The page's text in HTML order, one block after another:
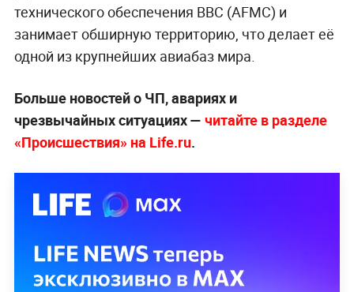
технического обеспечения ВВС (AFMC) и
занимает обширную территорию, что делает её
одной из крупнейших авиабаз мира.
Больше новостей о ЧП, авариях и
чрезвычайных ситуациях — читайте в разделе
«Происшествия» на Life.ru.